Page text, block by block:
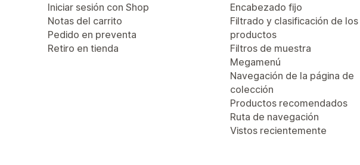
Iniciar sesión con Shop
Notas del carrito
Pedido en preventa
Retiro en tienda
Encabezado fijo
Filtrado y clasificación de los
productos
Filtros de muestra
Megamenú
Navegación de la página de
colección
Productos recomendados
Ruta de navegación
Vistos recientemente